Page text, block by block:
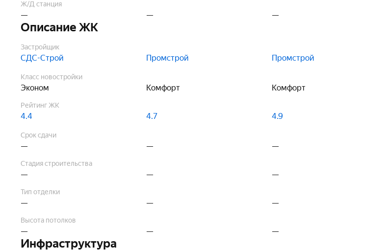
Ж/Д станция
— — —
Описание ЖК
Застройщик
СДС-Строй Промстрой Промстрой
Класс новостройки
Эконом Комфорт Комфорт
Рейтинг ЖК
4.4 4.7 4.9
Срок сдачи
— — —
Стадия строительства
— — —
Тип отделки
— — —
Высота потолков
— — —
Инфраструктура